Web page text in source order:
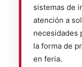
sistemas de
atención a
necesidades
la forma de
en feria.